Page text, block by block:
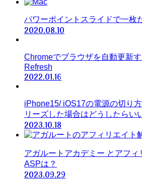
パワーポイントスライドで一枚
2020.08.10
Chromeでブラウザを自動更新
Refresh
2022.01.16
iPhone15/ iOS17の電源の切り
リーズした場合はどうしたらい
2023.10.18
アガルートアカデミー とアフィ
ASPは？
2023.09.29